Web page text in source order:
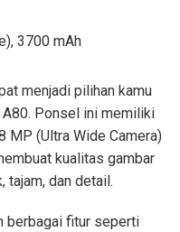
3700 mAh
menjadi pilihan kamu
Ponsel ini memiliki
MP (Ultra Wide Camera)
kualitas gambar
tajam, dan detail.
berbagai fitur seperti